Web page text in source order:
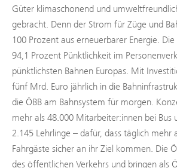
Güter klimaschonend und
gebracht. Denn der Strom für Züge und
100 Prozent aus erneuerbarer Energie.
94,1 Prozent Pünktlichkeit im
pünktlichsten Bahnen Europas. Mit
fünf Mrd. Euro jährlich in die
die ÖBB am Bahnsystem für morgen.
mehr als 48.000 Mitarbeiter:innen bei Bus
2.145 Lehrlinge – dafür, dass täglich mehr
Fahrgäste sicher an ihr Ziel kommen. Die
des öffentlichen Verkehrs und bringen als